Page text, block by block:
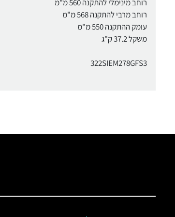
רוחב מינימלי להתקנה 560 מ"מ
רוחב מרבי להתקנה 568 מ"מ
עומק ההתקנה 550 מ"מ
משקל 37.2 ק"ג
322SIEM278GFS3